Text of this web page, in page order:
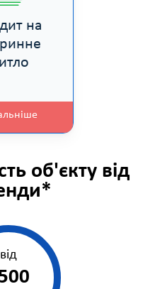
на
об'єкту від
від